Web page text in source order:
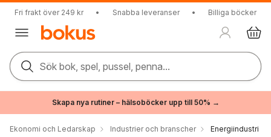
Fri frakt över 249 kr • Snabba leveranser • Billiga böcker
Sök bok, spel, pussel, penna...
Skapa nya rutiner – hälsoböcker upp till 50% →
Ekonomi och Ledarskap Industrier och branscher Energiindustri